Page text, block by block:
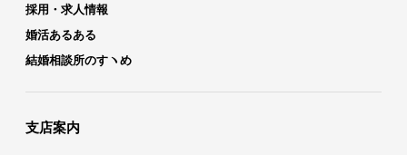
採用・求人情報
婚活あるある
結婚相談所のすヽめ
支店案内